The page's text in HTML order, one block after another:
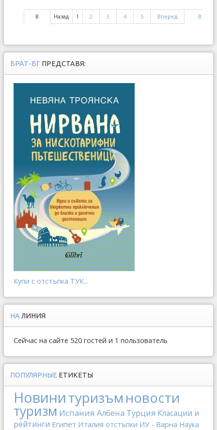
В
Назад 1 2 3 4 5 Вперед
В
БРАТ-БГ ПРЕДСТАВЯ:
Купи с отстъпка ТУК...
НА ЛИНИЯ
Сейчас на сайте 520 гостей и 1 пользователь
ПОПУЛЯРНЫЕ ЕТИКЕТЫ
Новинитуризъм новости
туризм Испания Албена Турция Класации и
рейтинги Египет Италия отстъпки ИУ - Варна Наука